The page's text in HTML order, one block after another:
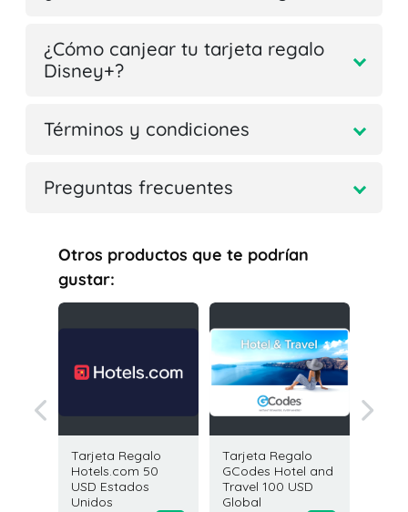
¿Cómo canjear tu tarjeta regalo
Disney+?
Términos y condiciones
Preguntas frecuentes
Otros productos que te podrían
gustar:
Tarjeta Regalo
Hotels.com 50
USD Estados
Unidos
Tarjeta Regalo
GCodes Hotel and
Travel 100 USD
Global